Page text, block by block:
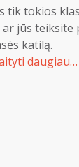
tik tokios
jūs teiksite
katilą.
daugiau…